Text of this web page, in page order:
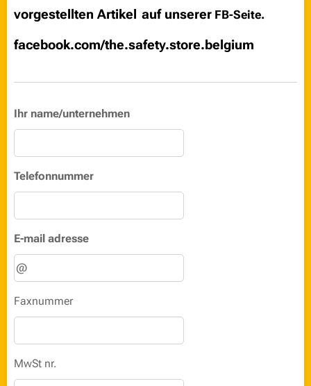
vorgestellten Artikel auf unserer FB-Seite.
facebook.com/the.safety.store.belgium
Ihr name/unternehmen
Telefonnummer
E-mail adresse
Faxnummer
MwSt nr.